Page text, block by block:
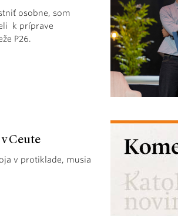
osobne, som
k príprave
P26.
Ceute
v protiklade, musia